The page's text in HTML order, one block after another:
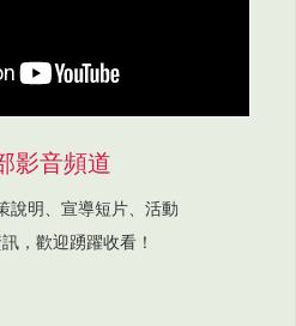
影音頻道
說明、宣導短片、活動
，歡迎踴躍收看！